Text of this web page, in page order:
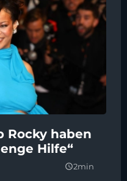
Rocky haben
Hilfe“
query_builder2min